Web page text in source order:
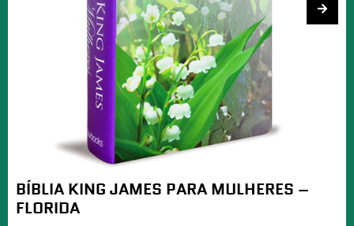
BÍBLIA KING JAMES PARA MULHERES –
FLORIDA